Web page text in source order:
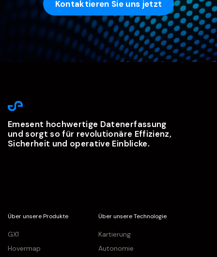
Kontaktieren Sie uns jetzt
Emesent hochwertige Datenerfassung
und sorgt so für revolutionäre Effizienz,
Sicherheit und operative Einblicke.
Über unsere Produkte
GX1
Hovermap
Über unsere Technologie
Kartierung
Autonomie